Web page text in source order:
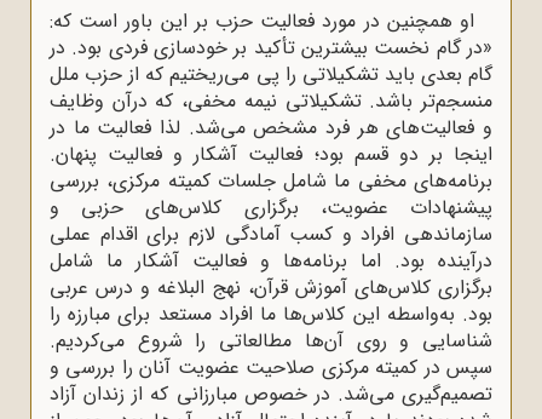
او همچنین در مورد فعالیت‌ حزب بر این باور است که:
«در گام نخست بیشترین تأکید بر خودسازی فردی بود. در
گام بعدی باید تشکیلاتی را پی می‌ریختیم که از حزب ملل
منسجم‌تر باشد. تشکیلاتی نیمه مخفی، که درآن وظایف
و فعالیت‌های هر فرد مشخص می‌شد. لذا فعالیت ما در
اینجا بر دو قسم بود؛ فعالیت آشکار و فعالیت پنهان.
برنامه‌های مخفی ما شامل جلسات کمیته مرکزی، بررسی
پیشنهادات عضویت، برگزاری کلاس‌های حزبی و
سازماندهی افراد و کسب آمادگی لازم برای اقدام عملی
درآینده بود. اما برنامه‌ها و فعالیت آشکار ما شامل
برگزاری کلاس‌های آموزش قرآن، نهج‌ البلاغه و درس عربی
بود. به‌واسطه این کلاس‌ها ما افراد مستعد برای مبارزه را
شناسایی و روی آن‌ها مطالعاتی را شروع می‌کردیم.
سپس در کمیته مرکزی صلاحیت عضویت آنان را بررسی و
تصمیم‌گیری می‌شد. در خصوص مبارزانی که از زندان آزاد